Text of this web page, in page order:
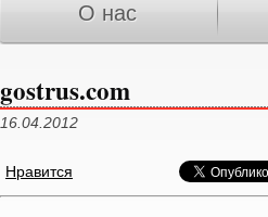
О нас
gostrus.com
16.04.2012
Нравится